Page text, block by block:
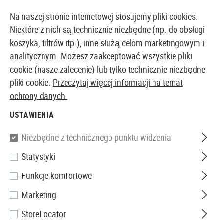
EUROPEJSKI AIRSOFT SKLEP I HURTOWNIA
Strona główna
Roto Paddle Holster for Glock
17 Left Side
Na naszej stronie internetowej stosujemy pliki cookies.
Niektóre z nich są technicznie niezbędne (np. do obsługi
koszyka, filtrów itp.), inne służą celom marketingowym i
analitycznym. Możesz zaakceptować wszystkie pliki
cookie (nasze zalecenie) lub tylko technicznie niezbędne
pliki cookie. Przeczytaj więcej informacji na temat
ochrony danych.
USTAWIENIA
Niezbędne z technicznego punktu widzenia
Statystyki
Funkcje komfortowe
Marketing
StoreLocator